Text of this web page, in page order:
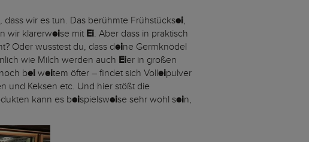
dass wir es tun. Das berühmte Frühstücksei,
wir klarerweise mit Ei. Aber dass in praktisch
Oder wusstest du, dass deine Germknödel
wie Milch werden auch Eier in großen
bei weitem öfter – findet sich Volleipulver
und Keksen etc. Und hier stößt die
kann es beispielsweise sehr wohl sein,